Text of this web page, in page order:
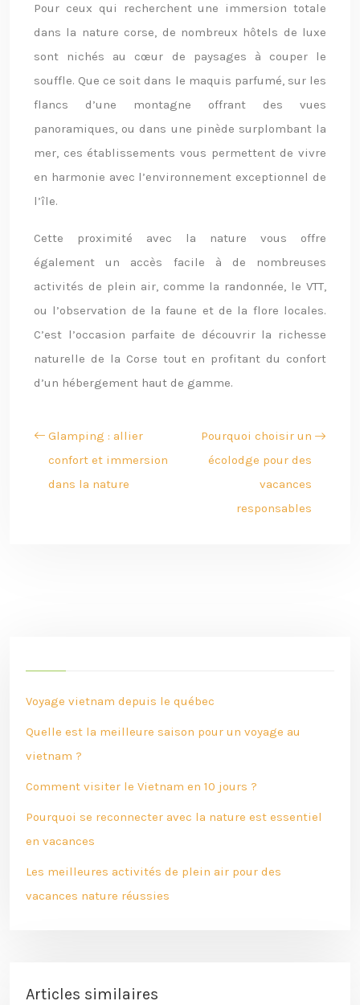
Pour ceux qui recherchent une immersion totale
dans la nature corse, de nombreux hôtels de luxe
sont nichés au cœur de paysages à couper le
souffle. Que ce soit dans le maquis parfumé, sur les
flancs d’une montagne offrant des vues
panoramiques, ou dans une pinède surplombant la
mer, ces établissements vous permettent de vivre
en harmonie avec l’environnement exceptionnel de
l’île.
Cette proximité avec la nature vous offre
également un accès facile à de nombreuses
activités de plein air, comme la randonnée, le VTT,
ou l’observation de la faune et de la flore locales.
C’est l’occasion parfaite de découvrir la richesse
naturelle de la Corse tout en profitant du confort
d’un hébergement haut de gamme.
Glamping : allier
confort et immersion
dans la nature
Pourquoi choisir un
écolodge pour des
vacances
responsables
Voyage vietnam depuis le québec
Quelle est la meilleure saison pour un voyage au
vietnam ?
Comment visiter le Vietnam en 10 jours ?
Pourquoi se reconnecter avec la nature est essentiel
en vacances
Les meilleures activités de plein air pour des
vacances nature réussies
Articles similaires